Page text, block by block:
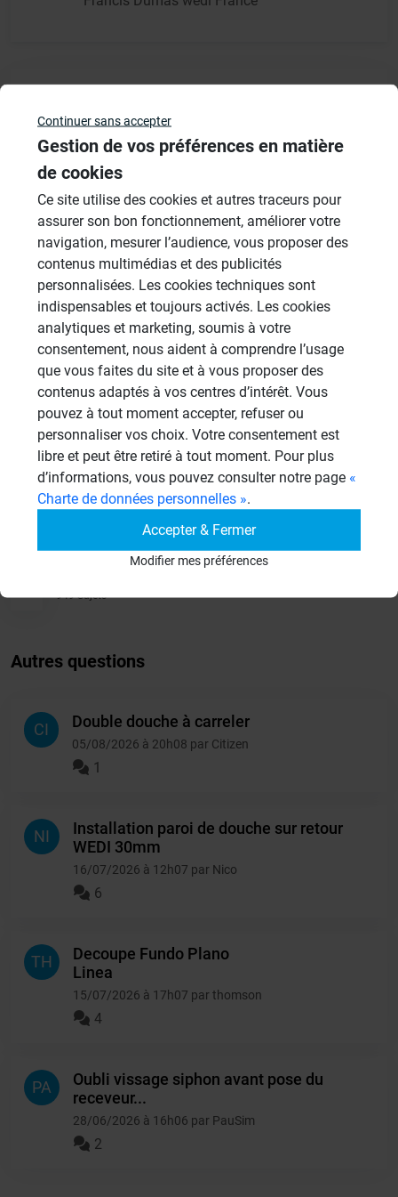
Sujets
Aménagement Agencement
21 Sujets
Revêtement Finition
19 Sujets
Douches à l'Italienne
1485 Sujets
Cabines de hammam
26 Sujets
949 Sujets
Autres questions
CI Double douche à carreler
05/08/2026 à 20h08 par Citizen
1
NI
Installation paroi de douche sur retour
WEDI 30mm
16/07/2026 à 12h07 par Nico
6
TH
Decoupe Fundo Plano
Linea
15/07/2026 à 17h07 par thomson
4
PA
Oubli vissage siphon avant pose du
receveur...
28/06/2026 à 16h06 par PauSim
2
Continuer sans accepter
Gestion de vos préférences en matière
de cookies
Ce site utilise des cookies et autres traceurs pour
assurer son bon fonctionnement, améliorer votre
navigation, mesurer l’audience, vous proposer des
contenus multimédias et des publicités
personnalisées. Les cookies techniques sont
indispensables et toujours activés. Les cookies
analytiques et marketing, soumis à votre
consentement, nous aident à comprendre l’usage
que vous faites du site et à vous proposer des
contenus adaptés à vos centres d’intérêt. Vous
pouvez à tout moment accepter, refuser ou
personnaliser vos choix. Votre consentement est
libre et peut être retiré à tout moment. Pour plus
d’informations, vous pouvez consulter notre page «
Charte de données personnelles ».
Accepter & Fermer
Modifier mes préférences